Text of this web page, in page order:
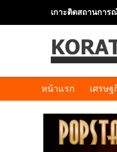
เกาะติดสถานการ
หน้าแรก เศรษ